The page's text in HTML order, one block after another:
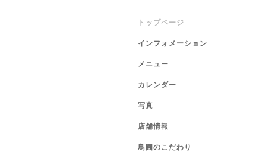
トップページ
インフォメーション
メニュー
カレンダー
写真
店舗情報
鳥圓のこだわり